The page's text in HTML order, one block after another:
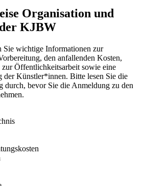
Organisation und
KJBW
wichtige Informationen zur
den anfallenden Kosten,
Öffentlichkeitsarbeit sowie eine
der Künstler*innen. Bitte lesen Sie die
durch, bevor Sie die Anmeldung zu den